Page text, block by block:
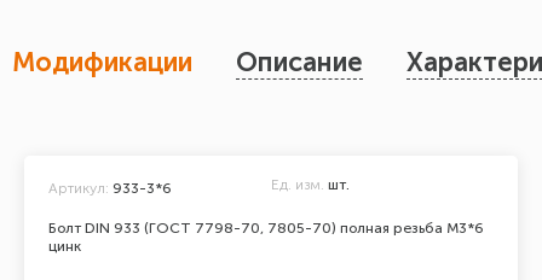
Модификации Описание
Болт DIN 933 (ГОСТ 7798-70, 7805-70) полная резьба М3*6
цинк
Артикул: 933-3*6 Ед. изм. шт.